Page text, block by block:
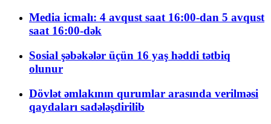
Media icmalı: 4 avqust saat 16:00-dan 5 avqust
saat 16:00-dək
Sosial şəbəkələr üçün 16 yaş həddi tətbiq
olunur
Dövlət əmlakının qurumlar arasında verilməsi
qaydaları sadələşdirilib